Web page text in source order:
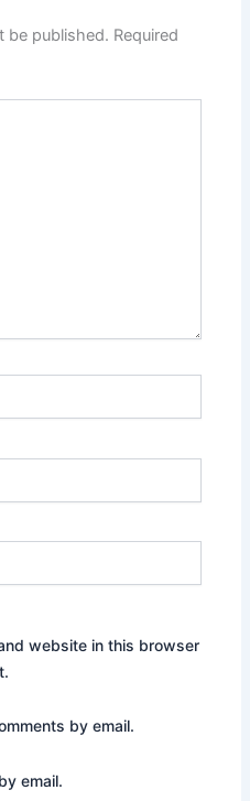
be published. Required
website in this browser
by email.
email.